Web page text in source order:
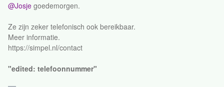
@Josje goedemorgen.
Ze zijn zeker telefonisch ook bereikbaar.
Meer informatie.
https://simpel.nl/contact
"edited: telefoonnummer"